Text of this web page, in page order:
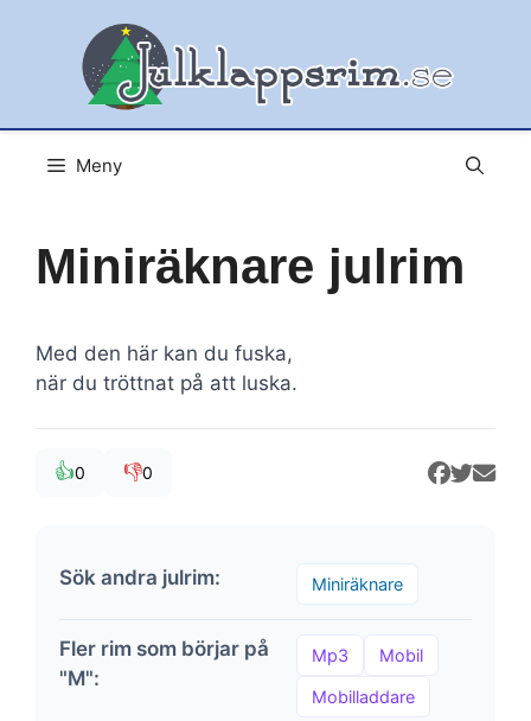
Meny
Miniräknare julrim
Med den här kan du fuska,
när du tröttnat på att luska.
👍0 👎0
Sök andra julrim: Miniräknare
Fler rim som börjar på
"M":
Mp3 Mobil
Mobilladdare